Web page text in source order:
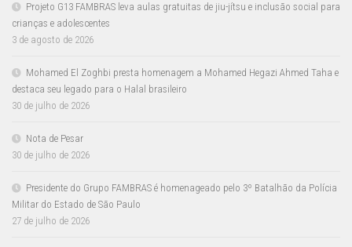
Projeto G13 FAMBRAS leva aulas gratuitas de jiu-jítsu e inclusão social para
crianças e adolescentes
3 de agosto de 2026
Mohamed El Zoghbi presta homenagem a Mohamed Hegazi Ahmed Taha e
destaca seu legado para o Halal brasileiro
30 de julho de 2026
Nota de Pesar
30 de julho de 2026
Presidente do Grupo FAMBRAS é homenageado pelo 3º Batalhão da Polícia
Militar do Estado de São Paulo
27 de julho de 2026